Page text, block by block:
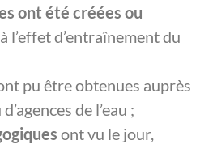
ont été créées ou
l’effet d’entraînement du
pu être obtenues auprès
de l’eau ;
ont vu le jour,